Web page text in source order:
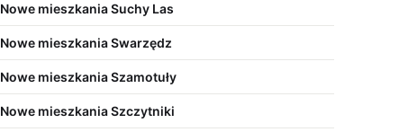
Nowe mieszkania Suchy Las
Nowe mieszkania Swarzędz
Nowe mieszkania Szamotuły
Nowe mieszkania Szczytniki